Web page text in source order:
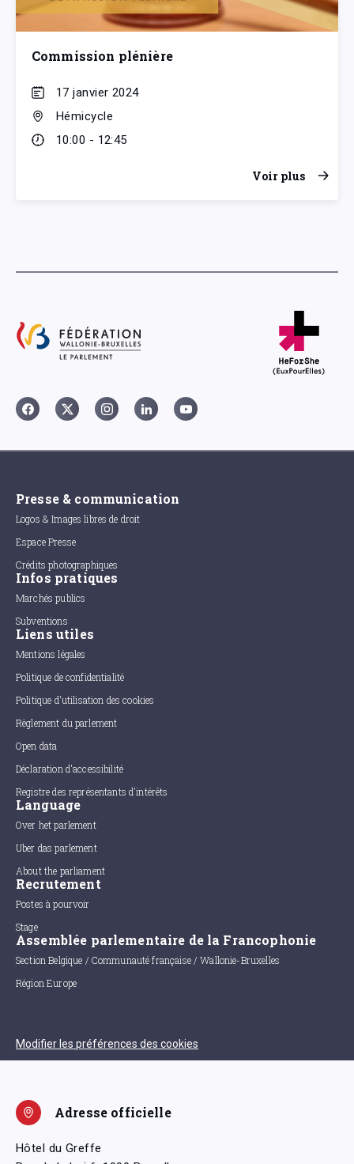
Commission plénière
17 janvier 2024
Hémicycle
10:00 - 12:45
Voir plus
Presse & communication
Logos & Images libres de droit
Espace Presse
Crédits photographiques
Infos pratiques
Marchés publics
Subventions
Liens utiles
Mentions légales
Politique de confidentialité
Politique d'utilisation des cookies
Règlement du parlement
Open data
Déclaration d'accessibilité
Registre des représentants d'intérêts
Language
Over het parlement
Uber das parlement
About the parliament
Recrutement
Postes à pourvoir
Stage
Assemblée parlementaire de la Francophonie
Section Belgique / Communauté française / Wallonie-Bruxelles
Région Europe
Modifier les préférences des cookies
Adresse officielle
Hôtel du Greffe